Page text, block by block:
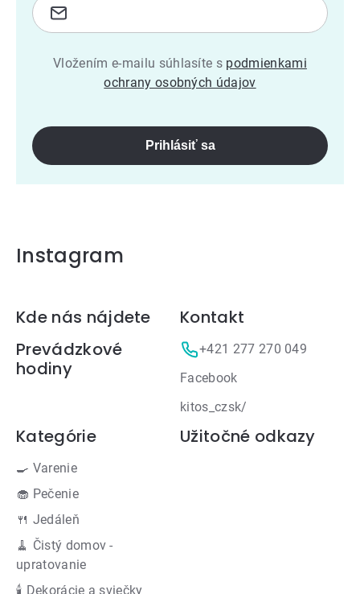
Vložením e-mailu súhlasíte s podmienkami
ochrany osobných údajov
Prihlásiť sa
Instagram
Zápätie
Kde nás nájdete
Prevádzkové
hodiny
Kontakt
+421 277 270 049
Facebook
kitos_czsk/
Kategórie
🍳 Varenie
🧁 Pečenie
🍴 Jedáleň
🧹 Čistý domov -
upratovanie
🕯 Dekorácie a sviečky
Užitočné odkazy